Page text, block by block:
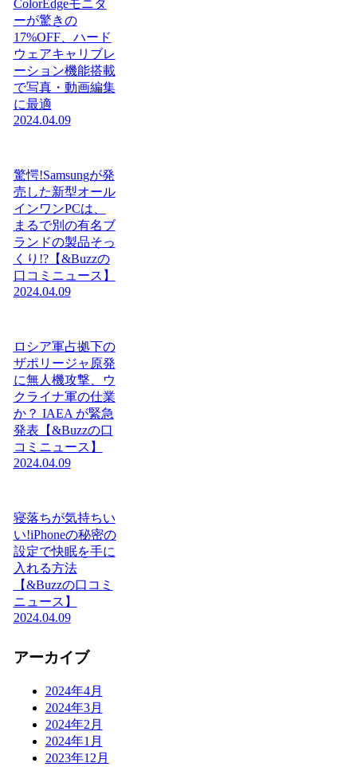
ColorEdgeモニタ
ーが驚きの
17%OFF、ハード
ウェアキャリブレ
ーション機能搭載
で写真・動画編集
に最適
2024.04.09
驚愕!Samsungが発
売した新型オール
インワンPCは、
まるで別の有名ブ
ランドの製品そっ
くり!?【&Buzzの
口コミニュース】
2024.04.09
ロシア軍占拠下の
ザポリージャ原発
に無人機攻撃、ウ
クライナ軍の仕業
か？ IAEA が緊急
発表【&Buzzの口
コミニュース】
2024.04.09
寝落ちが気持ちい
い!iPhoneの秘密の
設定で快眠を手に
入れる方法
【&Buzzの口コミ
ニュース】
2024.04.09
アーカイブ
2024年4月
2024年3月
2024年2月
2024年1月
2023年12月